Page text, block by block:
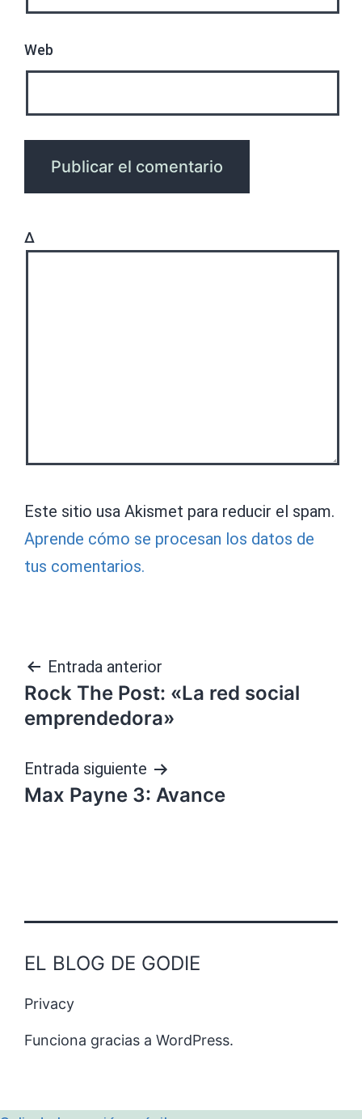
Web
Δ
Este sitio usa Akismet para reducir el spam.
Aprende cómo se procesan los datos de
tus comentarios.
Navegación
de
Entrada anterior
Rock The Post: «La red social
emprendedora»
Entrada siguiente
Max Payne 3: Avance
EL BLOG DE GODIE
Privacy
Funciona gracias a WordPress.